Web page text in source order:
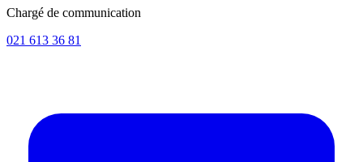
Chargé de communication
021 613 36 81